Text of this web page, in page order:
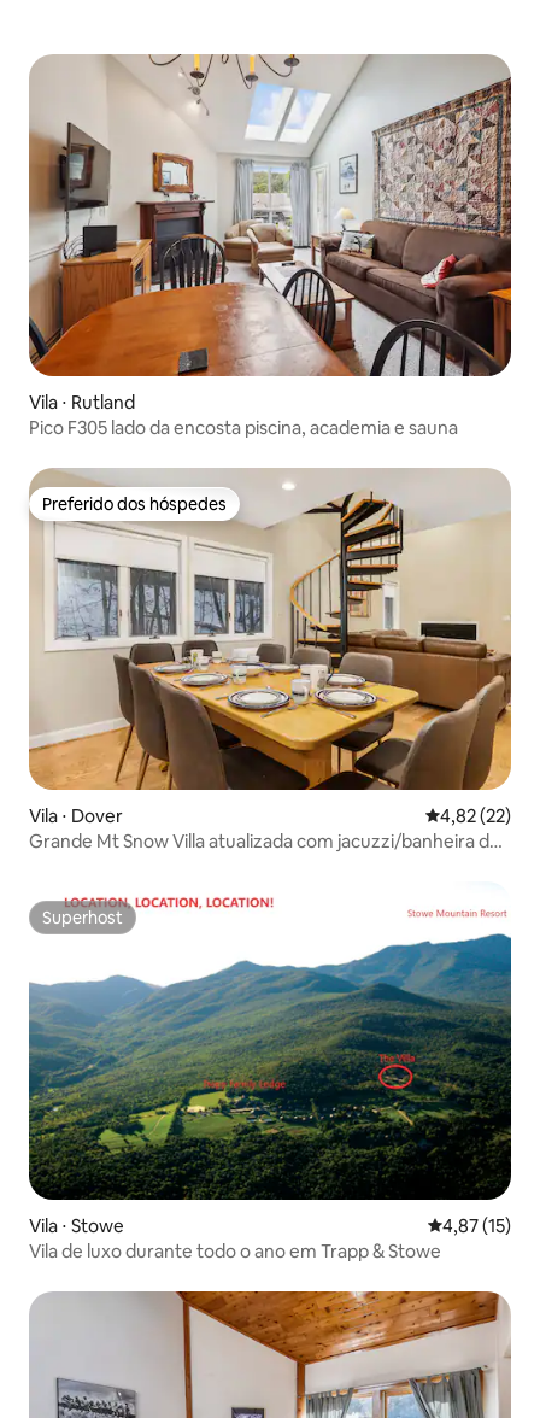
Vila ⋅ Rutland
Pico F305 lado da encosta piscina, academia e sauna
Preferido dos hóspedes
Preferido dos hóspedes
Vila ⋅ Dover 4,82 de uma
4,82 (22)
Grande Mt Snow Villa atualizada com jacuzzi/banheira de
Superhost
Superhost
Vila ⋅ Stowe 4,87 de uma
4,87 (15)
Vila de luxo durante todo o ano em Trapp & Stowe